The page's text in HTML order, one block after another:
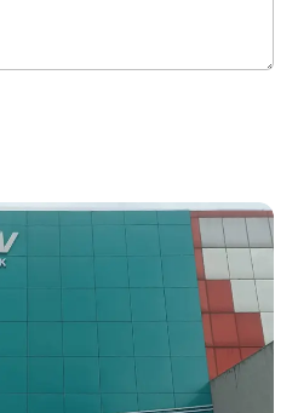
S2 NYRA